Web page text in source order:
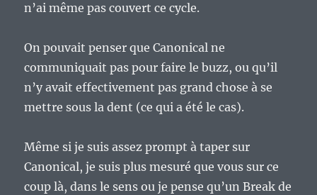
n’ai même pas couvert ce cycle.
On pouvait penser que Canonical ne
communiquait pas pour faire le buzz, ou qu’il
n’y avait effectivement pas grand chose à se
mettre sous la dent (ce qui a été le cas).
Même si je suis assez prompt à taper sur
Canonical, je suis plus mesuré que vous sur ce
coup là, dans le sens ou je pense qu’un Break de